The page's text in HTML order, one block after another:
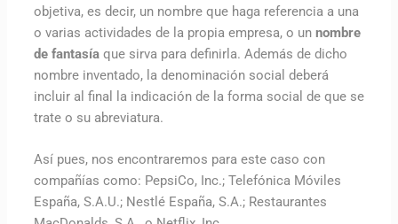
objetiva, es decir, un nombre que haga referencia a una
o varias actividades de la propia empresa, o un nombre
de fantasíaque sirva para definirla. Además de dicho
nombre inventado, la denominación social deberá
incluir al final la indicación de la forma social de que se
trate o su abreviatura.
Así pues, nos encontraremos para este caso con
compañías como: PepsiCo, Inc.; Telefónica Móviles
España, S.A.U.; Nestlé España, S.A.; Restaurantes